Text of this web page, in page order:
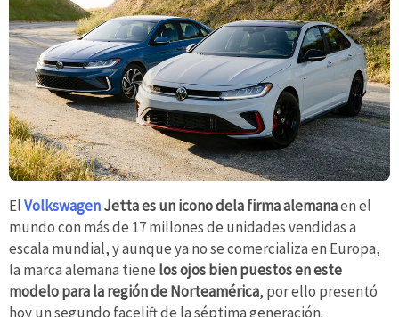
ElVolkswagenJetta es un icono dela firma alemanaen el
mundo con más de 17 millones de unidades vendidas a
escala mundial, y aunque ya no se comercializa en Europa,
la marca alemana tiene los ojos bien puestos en este
modelo para la región de Norteamérica, por ello presentó
hoy un segundo facelift de la séptima generación.